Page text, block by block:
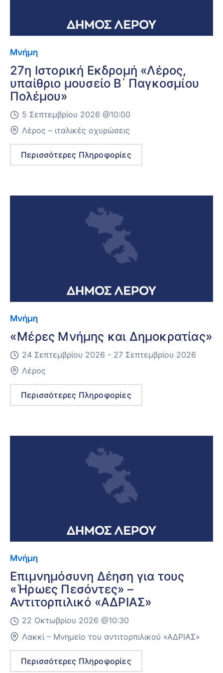
Μνήμη
27η Ιστορική Εκδρομή «Λέρος,
υπαίθριο μουσείο Β΄ Παγκοσμίου
Πολέμου»
5 Σεπτεμβρίου 2026 @10:00
Λέρος – ιταλικές οχυρώσεις
Περισσότερες Πληροφορίες
Μνήμη
«Μέρες Μνήμης και Δημοκρατίας»
24 Σεπτεμβρίου 2026 - 27 Σεπτεμβρίου 2026
Λέρος
Περισσότερες Πληροφορίες
Μνήμη
Επιμνημόσυνη Δέηση για τους
«Ήρωες Πεσόντες» –
Αντιτορπιλικό «ΑΔΡΙΑΣ»
22 Οκτωβρίου 2026 @10:30
Λακκί – Μνημείο του αντιτορπιλικού «ΑΔΡΙΑΣ»
Περισσότερες Πληροφορίες